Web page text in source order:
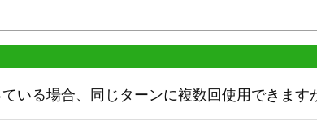
いる場合、同じターンに複数回使用できます